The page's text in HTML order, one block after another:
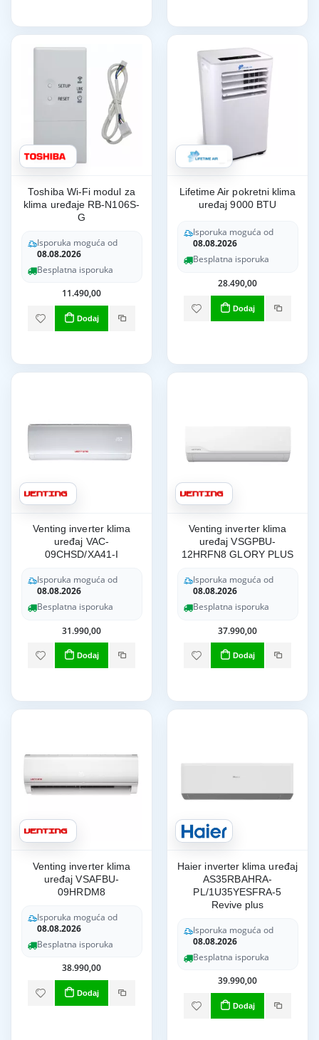
Toshiba Wi-Fi modul za
klima uređaje RB-N106S-
G
Isporuka moguća od
08.08.2026
Besplatna isporuka
11.490,00
Dodaj
Lifetime Air pokretni klima
uređaj 9000 BTU
Isporuka moguća od
08.08.2026
Besplatna isporuka
28.490,00
Dodaj
Venting inverter klima
uređaj VAC-
09CHSD/XA41-I
Isporuka moguća od
08.08.2026
Besplatna isporuka
31.990,00
Dodaj
Venting inverter klima
uređaj VSGPBU-
12HRFN8 GLORY PLUS
Isporuka moguća od
08.08.2026
Besplatna isporuka
37.990,00
Dodaj
Venting inverter klima
uređaj VSAFBU-
09HRDM8
Isporuka moguća od
08.08.2026
Besplatna isporuka
38.990,00
Dodaj
Haier inverter klima uređaj
AS35RBAHRA-
PL/1U35YESFRA-5
Revive plus
Isporuka moguća od
08.08.2026
Besplatna isporuka
39.990,00
Dodaj